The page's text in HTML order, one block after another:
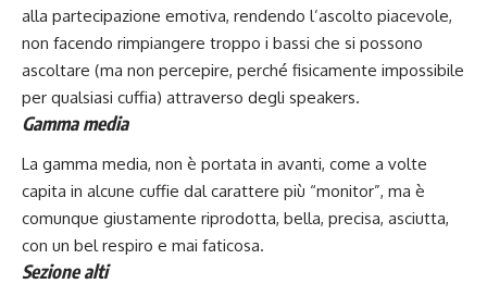
alla partecipazione emotiva, rendendo l’ascolto piacevole,
non facendo rimpiangere troppo i bassi che si possono
ascoltare (ma non percepire, perché fisicamente impossibile
per qualsiasi cuffia) attraverso degli speakers.
Gamma media
La gamma media, non è portata in avanti, come a volte
capita in alcune cuffie dal carattere più “monitor”, ma è
comunque giustamente riprodotta, bella, precisa, asciutta,
con un bel respiro e mai faticosa.
Sezione alti